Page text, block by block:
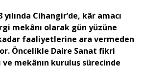
Cihangir’de, kâr amacı
mekânı olarak gün yüzüne
faaliyetlerine ara vermeden
Öncelikle Daire Sanat fikri
ve mekânın kuruluş sürecinde